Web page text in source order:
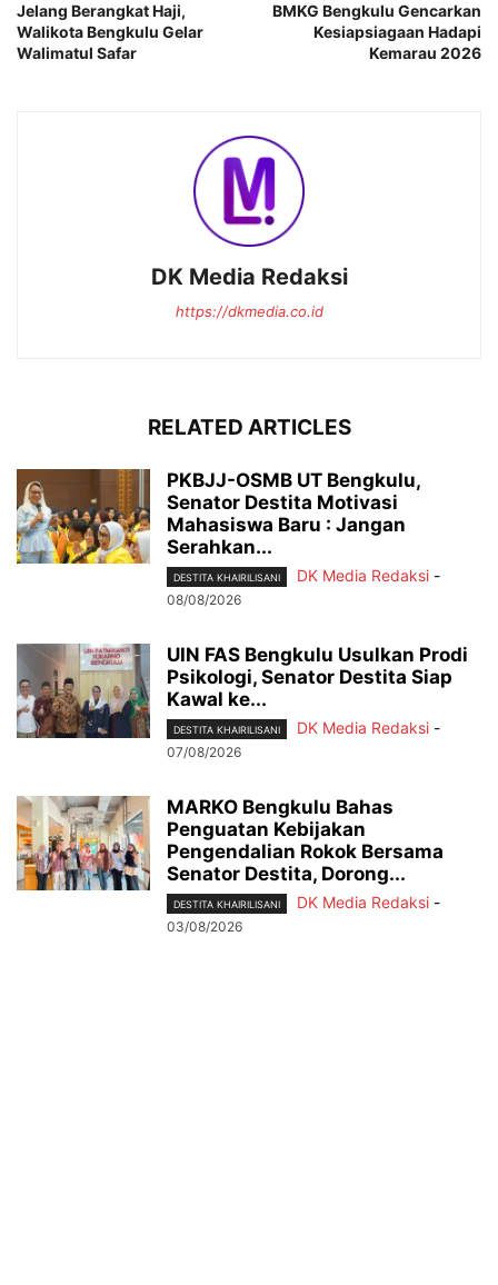
Jelang Berangkat Haji,
Walikota Bengkulu Gelar
Walimatul Safar
BMKG Bengkulu Gencarkan
Kesiapsiagaan Hadapi
Kemarau 2026
DK Media Redaksi
https://dkmedia.co.id
RELATED ARTICLES
PKBJJ-OSMB UT Bengkulu,
Senator Destita Motivasi
Mahasiswa Baru : Jangan
Serahkan...
DESTITA KHAIRILISANI DK Media Redaksi -
08/08/2026
UIN FAS Bengkulu Usulkan Prodi
Psikologi, Senator Destita Siap
Kawal ke...
DESTITA KHAIRILISANI DK Media Redaksi -
07/08/2026
MARKO Bengkulu Bahas
Penguatan Kebijakan
Pengendalian Rokok Bersama
Senator Destita, Dorong...
DESTITA KHAIRILISANI DK Media Redaksi -
03/08/2026